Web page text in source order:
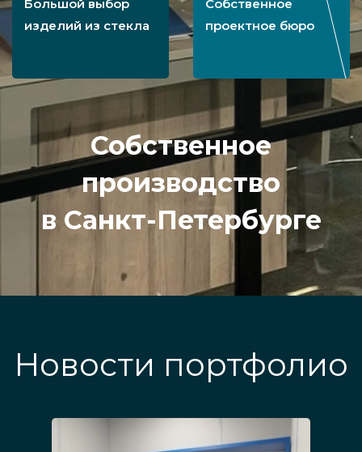
Большой выбор
изделий из стекла
Собственное
проектное бюро
Собственное
производство
в Санкт-Петербурге
Новости портфолио